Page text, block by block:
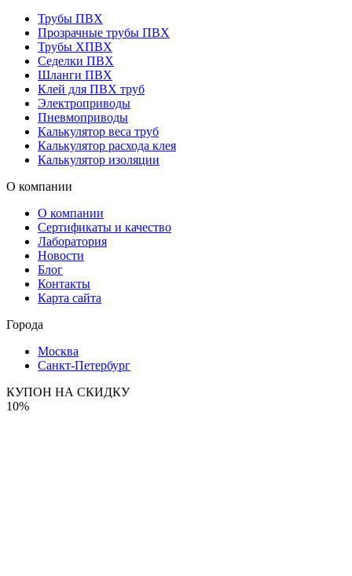
Трубы ПВХ
Прозрачные трубы ПВХ
Трубы ХПВХ
Седелки ПВХ
Шланги ПВХ
Клей для ПВХ труб
Электроприводы
Пневмоприводы
Калькулятор веса труб
Калькулятор расхода клея
Калькулятор изоляции
О компании
О компании
Сертификаты и качество
Лаборатория
Новости
Блог
Контакты
Карта сайта
Города
Москва
Санкт-Петербург
КУПОН НА СКИДКУ
10%